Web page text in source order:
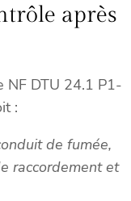
après
NF DTU 24.1 P1-
:
de fumée,
raccordement et